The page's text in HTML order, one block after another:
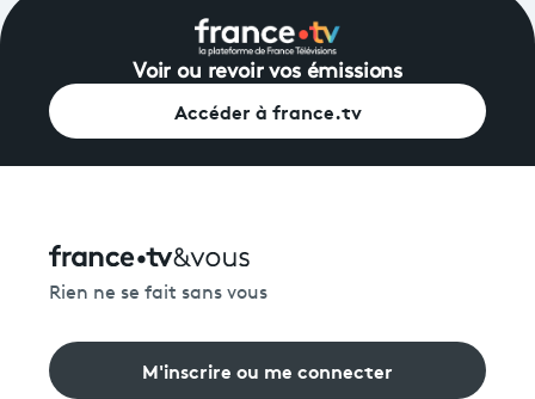
Voir ou revoir vos émissions
Accéder à france.tv
Rien ne se fait sans vous
M'inscrire ou me connecter